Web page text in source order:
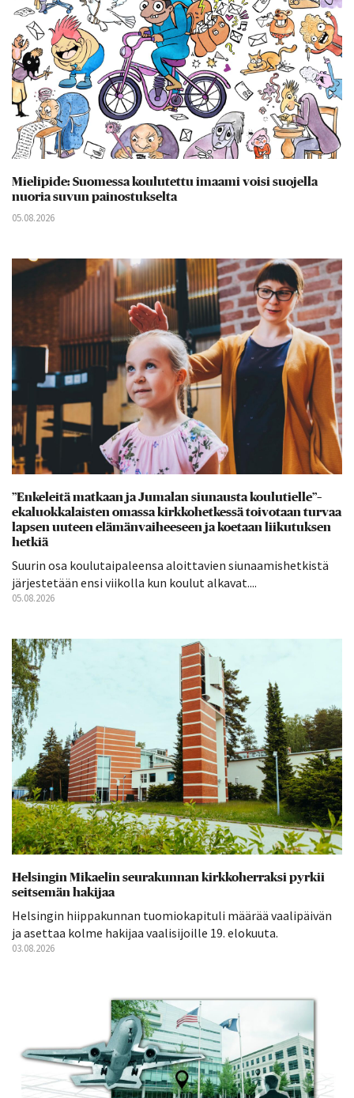
Mielipide: Suomessa koulutettu imaami voisi suojella
nuoria suvun painostukselta
05.08.2026
”Enkeleitä matkaan ja Jumalan siunausta koulutielle”–
ekaluokkalaisten omassa kirkkohetkessä toivotaan turvaa
lapsen uuteen elämänvaiheeseen ja koetaan liikutuksen
hetkiä
Suurin osa koulutaipaleensa aloittavien siunaamishetkistä
järjestetään ensi viikolla kun koulut alkavat....
05.08.2026
Helsingin Mikaelin seurakunnan kirkkoherraksi pyrkii
seitsemän hakijaa
Helsingin hiippakunnan tuomiokapituli määrää vaalipäivän
ja asettaa kolme hakijaa vaalisijoille 19. elokuuta.
03.08.2026